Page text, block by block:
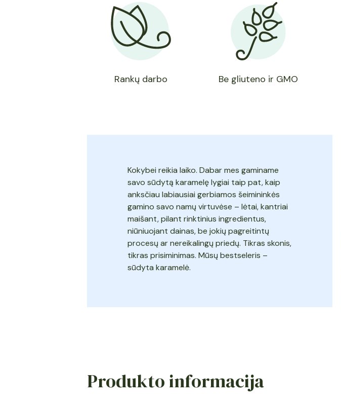
Rankų darbo Be gliuteno ir GMO
Kokybei reikia laiko. Dabar mes gaminame
savo sūdytą karamelę lygiai taip pat, kaip
anksčiau labiausiai gerbiamos šeimininkės
gamino savo namų virtuvėse – lėtai, kantriai
maišant, pilant rinktinius ingredientus,
niūniuojant dainas, be jokių pagreitintų
procesų ar nereikalingų priedų. Tikras skonis,
tikras prisiminimas. Mūsų bestseleris –
sūdyta karamelė.
Produkto informacija